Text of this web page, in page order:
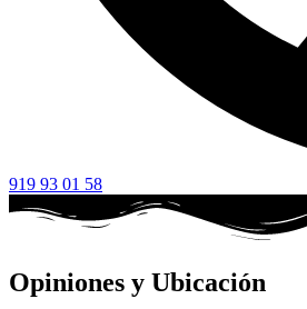
919 93 01 58
Opiniones y Ubicación